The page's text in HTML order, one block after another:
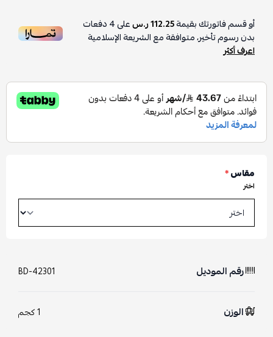
أو قسم فاتورتك بقيمة112.25 ر.س على4دفعات
بدون رسوم تأخير، متوافقة مع الشريعة الإسلامية
اعرف أكثر
مقاس*
اختر
رقم الموديل BD-42301
الوزن 1 كجم